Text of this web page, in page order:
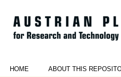
HOME ABOUT THIS